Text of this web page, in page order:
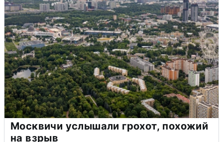
Москвичи услышали грохот, похожий
на взрыв